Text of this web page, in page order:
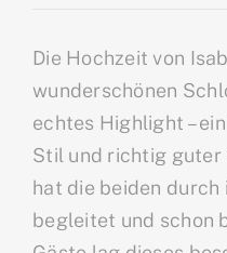
Die Hochzeit von
wunderschönen
echtes Highlight –
Stil und richtig guter
hat die beiden
begleitet und schon